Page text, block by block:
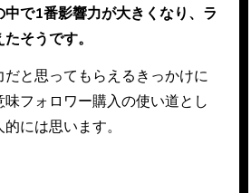
中で1番影響力が大きくなり、ラ
そうです。
と思ってもらえるきっかけに
フォロワー購入の使い道とし
には思います。